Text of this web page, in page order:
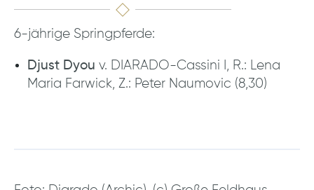
6-jährige Springpferde:
Djust Dyou v. DIARADO-Cassini I, R.: Lena
Maria Farwick, Z.: Peter Naumovic (8,30)